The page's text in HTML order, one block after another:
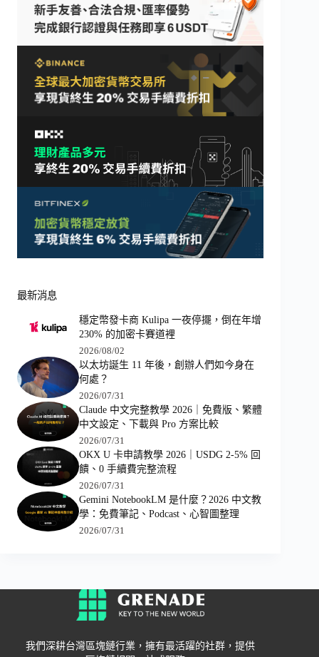
最新消息
穩定幣發卡商 Kulipa 一夜停擺，倒在年增
230% 的加密卡賽道裡
2026/08/02
以太坊誕生 11 年後，創辦人們如今身在
何處？
2026/07/31
Claude 中文完整教學 2026｜免費版、繁體
中文設定、下載與 Pro 方案比較
2026/07/31
OKX U 卡申請教學 2026｜USDG 2-5% 回
饋、0 手續費完整流程
2026/07/31
Gemini NotebookLM 是什麼？2026 中文教
學：免費筆記、Podcast、心智圖整理
2026/07/31
我們深耕台灣區塊鏈行業，擁有最活躍的社群，提供